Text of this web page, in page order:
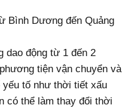
Bình Dương đến Quảng
dao động từ 1 đến 2
tiện vận chuyển và
yếu tố như thời tiết xấu
có thể làm thay đổi thời